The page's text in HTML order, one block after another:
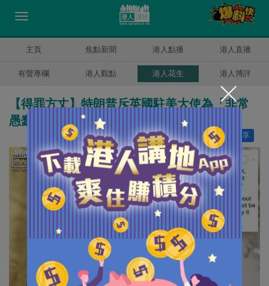
主頁 焦點新聞 港人點播 港人直播
有聲專欄 港人觀點 港人花生 港人博評
【得罪方丈】特朗普斥英國駐美大使為「非常
愚蠢的傢伙」
分享
讚好 3